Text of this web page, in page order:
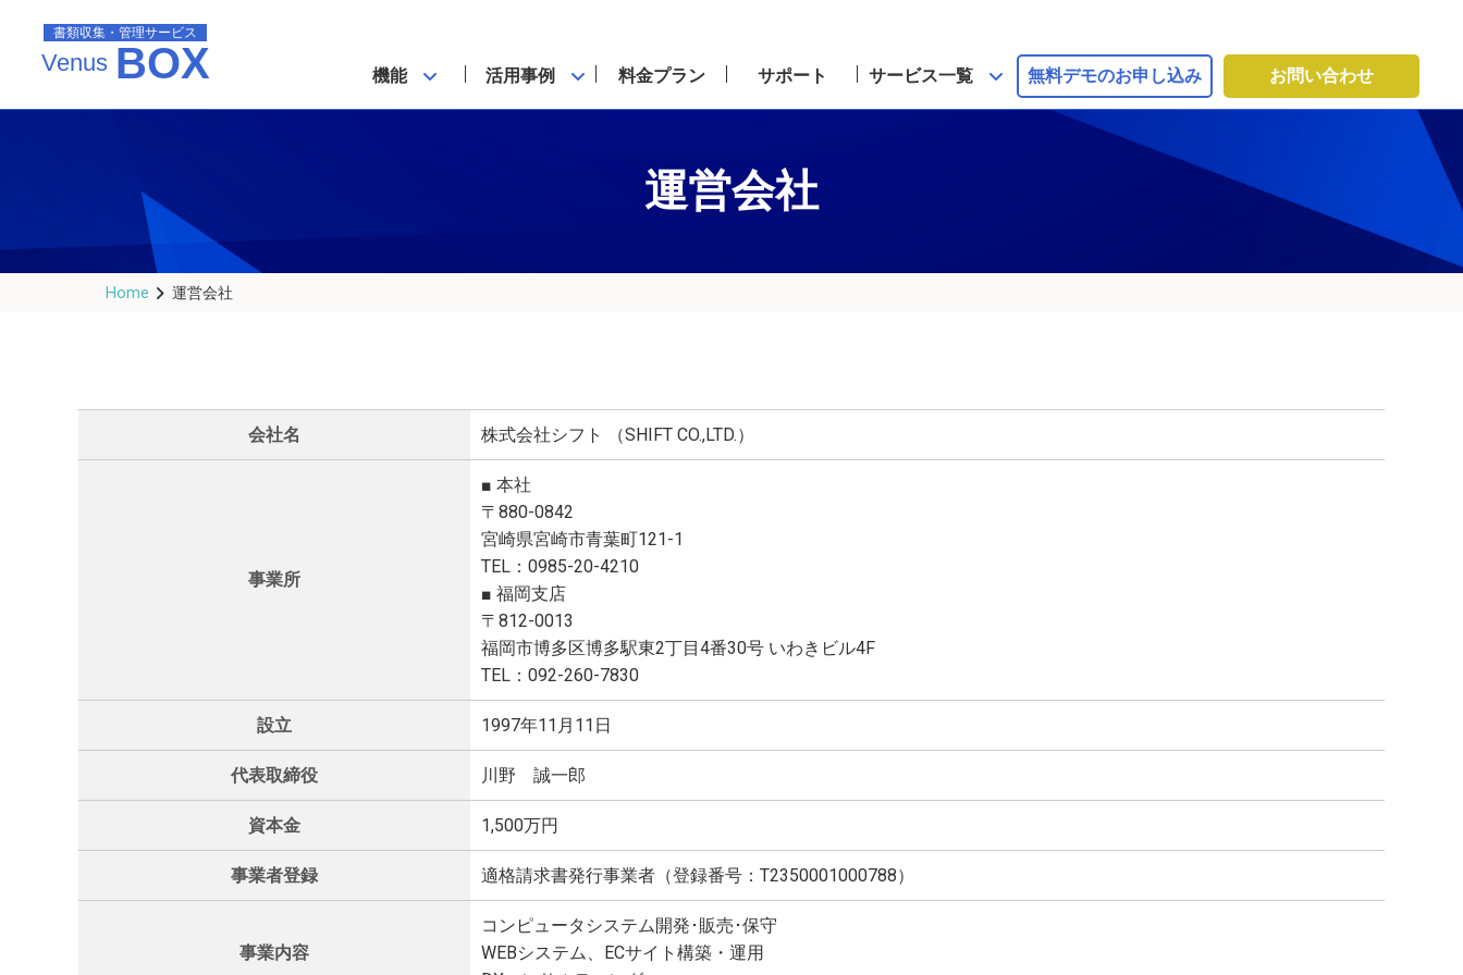
書類収集・管理サービス
Venus BOX 機能 活用事例 料金プラン サポート サービス一覧 無料デモのお申し込み お問い合わせ
運営会社
Home 運営会社
会社名 株式会社シフト （SHIFT CO.,LTD.）
事業所
■ 本社
〒880-0842
宮崎県宮崎市青葉町121-1
TEL：0985-20-4210
■ 福岡支店
〒812-0013
福岡市博多区博多駅東2丁目4番30号 いわきビル4F
TEL：092-260-7830
設立 1997年11月11日
代表取締役 川野 誠一郎
資本金 1,500万円
事業者登録 適格請求書発行事業者（登録番号：T2350001000788）
事業内容
コンピュータシステム開発･販売･保守
WEBシステム、ECサイト構築・運用